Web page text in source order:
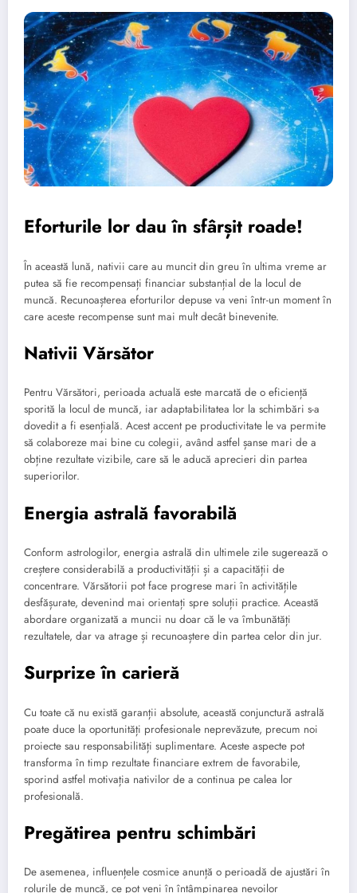
Eforturile lor dau în sfârșit roade!
În această lună, nativii care au muncit din greu în ultima vreme ar
putea să fie recompensați financiar substanțial de la locul de
muncă. Recunoașterea eforturilor depuse va veni într-un moment în
care aceste recompense sunt mai mult decât binevenite.
Nativii Vărsător
Pentru Vărsători, perioada actuală este marcată de o eficiență
sporită la locul de muncă, iar adaptabilitatea lor la schimbări s-a
dovedit a fi esențială. Acest accent pe productivitate le va permite
să colaboreze mai bine cu colegii, având astfel șanse mari de a
obține rezultate vizibile, care să le aducă aprecieri din partea
superiorilor.
Energia astrală favorabilă
Conform astrologilor, energia astrală din ultimele zile sugerează o
creștere considerabilă a productivității și a capacității de
concentrare. Vărsătorii pot face progrese mari în activitățile
desfășurate, devenind mai orientați spre soluții practice. Această
abordare organizată a muncii nu doar că le va îmbunătăți
rezultatele, dar va atrage și recunoaștere din partea celor din jur.
Surprize în carieră
Cu toate că nu există garanții absolute, această conjunctură astrală
poate duce la oportunități profesionale neprevăzute, precum noi
proiecte sau responsabilități suplimentare. Aceste aspecte pot
transforma în timp rezultate financiare extrem de favorabile,
sporind astfel motivația nativilor de a continua pe calea lor
profesională.
Pregătirea pentru schimbări
De asemenea, influențele cosmice anunță o perioadă de ajustări în
rolurile de muncă, ce pot veni în întâmpinarea nevoilor